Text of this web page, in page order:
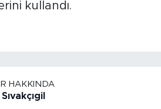
kullandı.
HAKKINDA